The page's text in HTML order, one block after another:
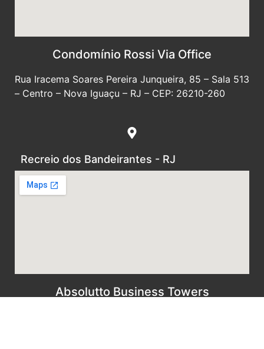
Condomínio Rossi Via Office
Rua Iracema Soares Pereira Junqueira, 85 – Sala 513
– Centro – Nova Iguaçu – RJ – CEP: 26210-260
Recreio dos Bandeirantes - RJ
Absolutto Business Towers